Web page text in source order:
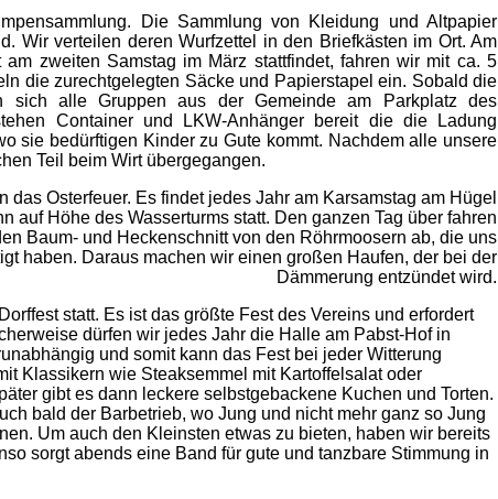
Die Sammlung von Kleidung und Altpapier
Wir verteilen deren Wurfzettel in den Briefkästen im Ort. Am
zweiten Samstag im März stattfindet, fahren wir mit ca. 5
die zurechtgelegten Säcke und Papierstapel ein. Sobald die
sich alle Gruppen aus der Gemeinde am Parkplatz des
Container und LKW-Anhänger bereit die die Ladung
sie bedürftigen Kinder zu Gute kommt. Nachdem alle unsere
Teil beim Wirt übergegangen.
das Osterfeuer. Es findet jedes Jahr am Karsamstag am Hügel
auf Höhe des Wasserturms statt. Den ganzen Tag über fahren
Baum- und Heckenschnitt von den Röhrmoosern ab, die uns
haben. Daraus machen wir einen großen Haufen, der bei der
Dämmerung entzündet wird.
statt. Es ist das größte Fest des Vereins und erfordert
dürfen wir jedes Jahr die Halle am Pabst-Hof in
und somit kann das Fest bei jeder Witterung
Klassikern wie Steaksemmel mit Kartoffelsalat oder
gibt es dann leckere selbstgebackene Kuchen und Torten.
bald der Barbetrieb, wo Jung und nicht mehr ganz so Jung
Um auch den Kleinsten etwas zu bieten, haben wir bereits
sorgt abends eine Band für gute und tanzbare Stimmung in